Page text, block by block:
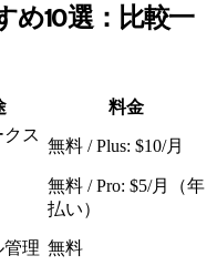
め10選：比較一
料金
ス
無料 / Plus: $10/月
無料 / Pro: $5/月（年
払い）
理 無料